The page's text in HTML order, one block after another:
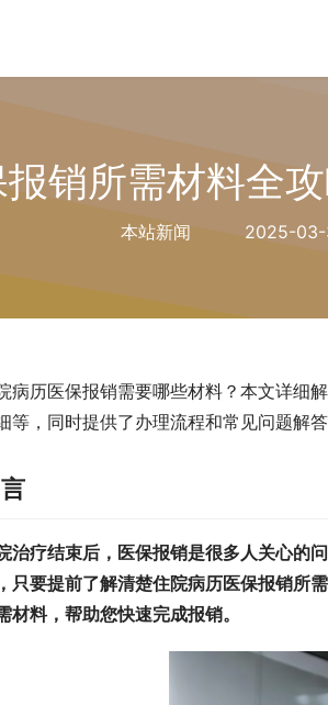
销所需材料全
本站新闻 2025-03-
病历医保报销需要哪些材料？本文详细
等，同时提供了办理流程和常见问题解
治疗结束后，医保报销是很多人关心的
只要提前了解清楚住院病历医保报销所
材料，帮助您快速完成报销。